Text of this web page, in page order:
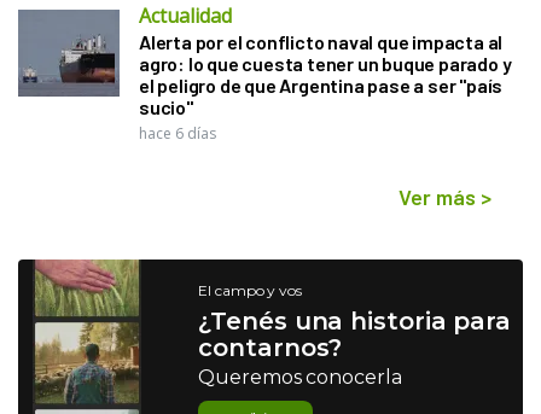
Actualidad
Alerta por el conflicto naval que impacta al
agro: lo que cuesta tener un buque parado y
el peligro de que Argentina pase a ser "país
sucio"
hace 6 días
Ver más >
El campo y vos
¿Tenés una historia para
contarnos?
Queremos conocerla